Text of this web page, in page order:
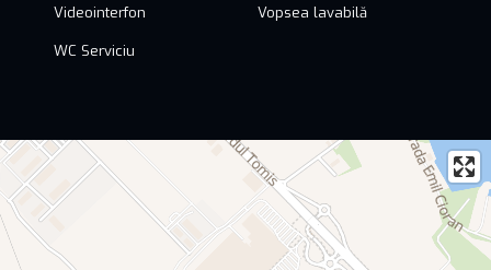
Videointerfon Vopsea lavabilă
WC Serviciu